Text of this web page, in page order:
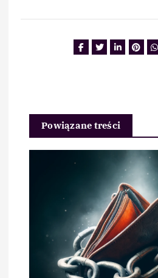
Powiązane treści